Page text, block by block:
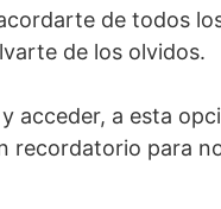
de todos
de los olvidos.
acceder, a esta
recordatorio para